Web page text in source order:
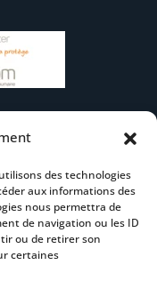
des technologies
aux informations des
nous permettra de
de navigation ou les ID
ou de retirer son
certaines